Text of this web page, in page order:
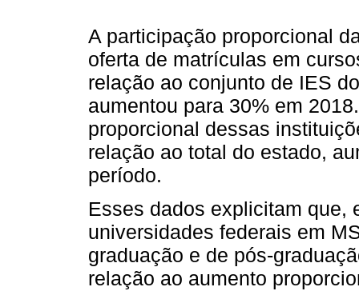
A participação proporcional
oferta de matrículas em
relação ao conjunto de IES
aumentou para 30% em
proporcional dessas
relação ao total do estado,
período.
Esses dados explicitam que,
universidades federais em
graduação e de pós-
relação ao aumento